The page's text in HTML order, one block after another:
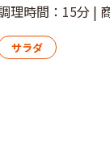
理時間：15分 |
サラダ